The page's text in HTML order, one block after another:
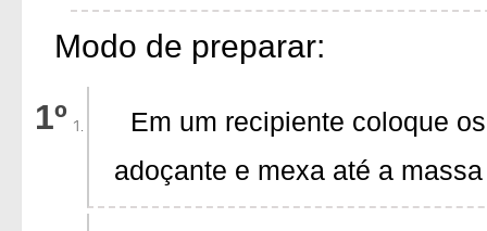
Modo de preparar:
Em um recipiente coloque
adoçante e mexa até a